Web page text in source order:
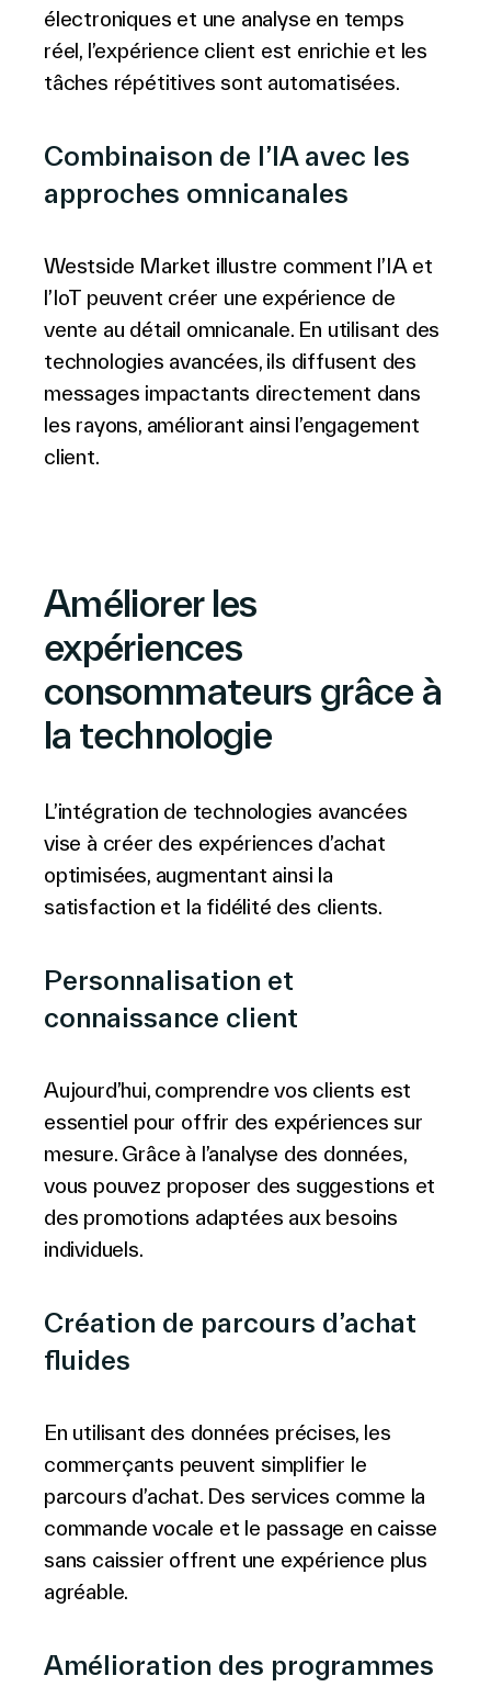
électroniques et une analyse en temps
réel, l’expérience client est enrichie et les
tâches répétitives sont automatisées.
Combinaison de l’IA avec les
approches omnicanales
Westside Market illustre comment l’IA et
l’IoT peuvent créer une expérience de
vente au détail omnicanale. En utilisant des
technologies avancées, ils diffusent des
messages impactants directement dans
les rayons, améliorant ainsi l’engagement
client.
Améliorer les
expériences
consommateurs grâce à
la technologie
L’intégration de technologies avancées
vise à créer des expériences d’achat
optimisées, augmentant ainsi la
satisfaction et la fidélité des clients.
Personnalisation et
connaissance client
Aujourd’hui, comprendre vos clients est
essentiel pour offrir des expériences sur
mesure. Grâce à l’analyse des données,
vous pouvez proposer des suggestions et
des promotions adaptées aux besoins
individuels.
Création de parcours d’achat
fluides
En utilisant des données précises, les
commerçants peuvent simplifier le
parcours d’achat. Des services comme la
commande vocale et le passage en caisse
sans caissier offrent une expérience plus
agréable.
Amélioration des programmes